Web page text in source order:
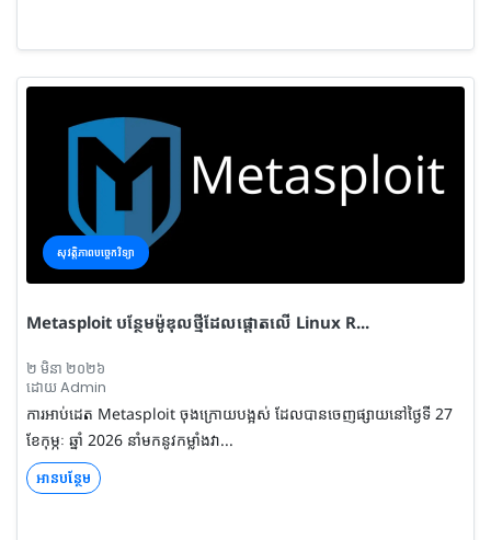
សុវត្តិភាពបច្ចេកវិទ្យា
Metasploit បន្ថែមម៉ូឌុលថ្មីដែលផ្តោតលើ Linux R...
២ មិនា ២០២៦
ដោយ Admin
ការអាប់ដេត Metasploit ចុងក្រោយបង្អស់ ដែលបានចេញផ្សាយនៅថ្ងៃទី 27
ខែកុម្ភៈ ឆ្នាំ 2026 នាំមកនូវកម្លាំងវា...
អានបន្ថែម